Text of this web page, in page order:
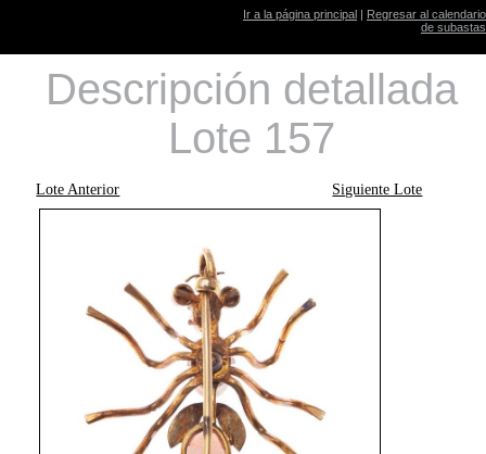
Ir a la página principal | Regresar al calendario
de subastas
Descripción detallada
Lote 157
Lote Anterior Siguiente Lote